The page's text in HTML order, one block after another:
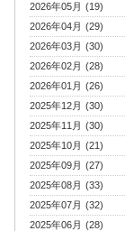
2026年05月 (19)
2026年04月 (29)
2026年03月 (30)
2026年02月 (28)
2026年01月 (26)
2025年12月 (30)
2025年11月 (30)
2025年10月 (21)
2025年09月 (27)
2025年08月 (33)
2025年07月 (32)
2025年06月 (28)